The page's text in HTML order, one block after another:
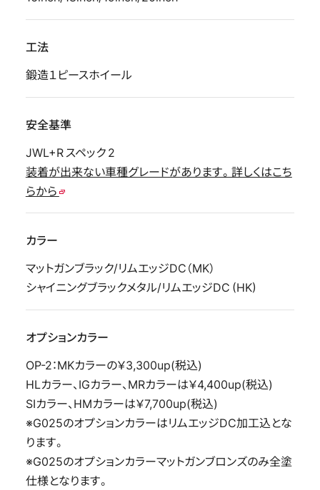
工法
鍛造１ピースホイール
安全基準
JWL+R スペック 2
装着が出来ない車種グレードがあります。詳しくはこち
らから
カラー
マットガンブラック/リムエッジDC（MK）
シャイニングブラックメタル/リムエッジDC (HK)
オプションカラー
OP-2：MKカラーの￥3,300up(税込)
HLカラー、IGカラー、MRカラーは￥4,400up(税込)
SIカラー、HMカラーは￥7,700up(税込)
※G025のオプションカラーはリムエッジDC加工込とな
ります。
※G025のオプションカラーマットガンブロンズのみ全塗
仕様となります。